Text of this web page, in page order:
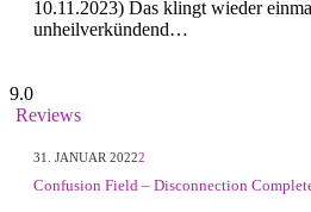
10.11.2023) Das klingt wieder
unheilverkündend…
9.0
Reviews
31. JANUAR 20222
Confusion Field – Disconnection